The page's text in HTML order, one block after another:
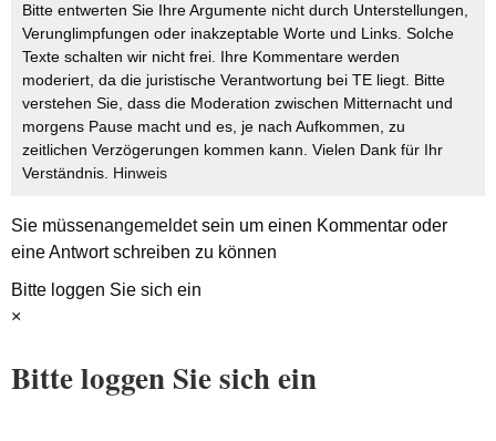
Bitte entwerten Sie Ihre Argumente nicht durch Unterstellungen,
Verunglimpfungen oder inakzeptable Worte und Links. Solche
Texte schalten wir nicht frei. Ihre Kommentare werden
moderiert, da die juristische Verantwortung bei TE liegt. Bitte
verstehen Sie, dass die Moderation zwischen Mitternacht und
morgens Pause macht und es, je nach Aufkommen, zu
zeitlichen Verzögerungen kommen kann. Vielen Dank für Ihr
Verständnis. Hinweis
Sie müssenangemeldetsein um einen Kommentar oder
eine Antwort schreiben zu können
Bitte loggen Sie sich ein
×
Bitte loggen Sie sich ein